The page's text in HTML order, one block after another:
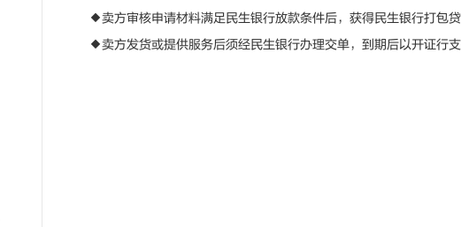
◆卖方审核申请材料满足民生银行放款条件后，获得民生银行打包贷
◆卖方发货或提供服务后须经民生银行办理交单，到期后以开证行支